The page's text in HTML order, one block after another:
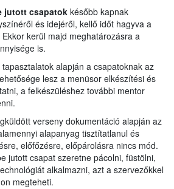
jutott csapatok később kapnak
és idejéről, kellő időt hagyva a
kerül majd meghatározásra a
is.
alapján a csapatoknak az
lesz a menüsor elkészítési és
a felkészüléshez további mentor
verseny dokumentáció alapján az
alapanyag tisztítatlanul és
előfőzésre, előpárolásra nincs mód.
jutott csapat szeretne pácolni, füstölni,
alkalmazni, azt a szervezőkkel
megteheti.